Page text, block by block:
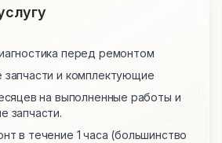
перед ремонтом
запчасти и комплектующие
на выполненные работы и
запчасти.
в течение 1 часа (большинство